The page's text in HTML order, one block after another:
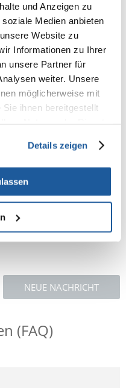
und Anzeigen zu
Medien anbieten
Website zu
Informationen zu Ihrer
unsere Partner für
weiter. Unsere
möglicherweise mit
ihnen bereitgestellt
Details zeigen
vom Schweregrad der
der Leber. Lebenslanger
notwendig sein. Um
ist eine Aufteilung der
empfehlenswert.
Nebenerzeugnisse (Huhn),
Eier und Eierzeugnisse,
E5 (Mangan): 14 mg, E6 (Zink): 55
- Rohasche: 1,5% - Rohfaser:
- Essenzielle Omega 6-
NEUE NACHRICHT
(FAQ)